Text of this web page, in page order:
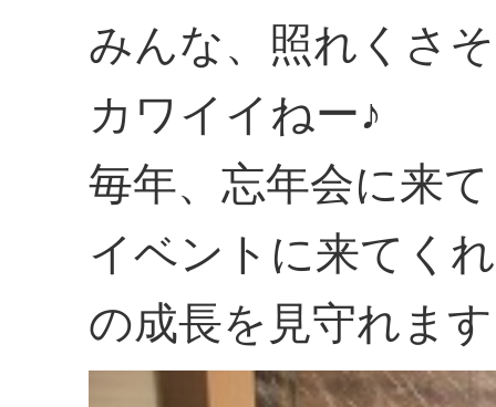
みんな、照れくさ
カワイイねー♪
毎年、忘年会に来
イベントに来てく
の成長を見守れま